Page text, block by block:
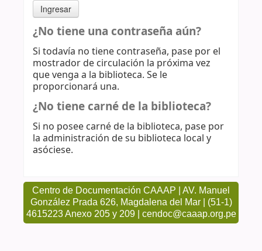
¿No tiene una contraseña aún?
Si todavía no tiene contraseña, pase por el
mostrador de circulación la próxima vez
que venga a la biblioteca. Se le
proporcionará una.
¿No tiene carné de la biblioteca?
Si no posee carné de la biblioteca, pase por
la administración de su biblioteca local y
asóciese.
Centro de Documentación CAAAP | AV. Manuel
González Prada 626, Magdalena del Mar | (51-1)
4615223 Anexo 205 y 209 | cendoc@caaap.org.pe